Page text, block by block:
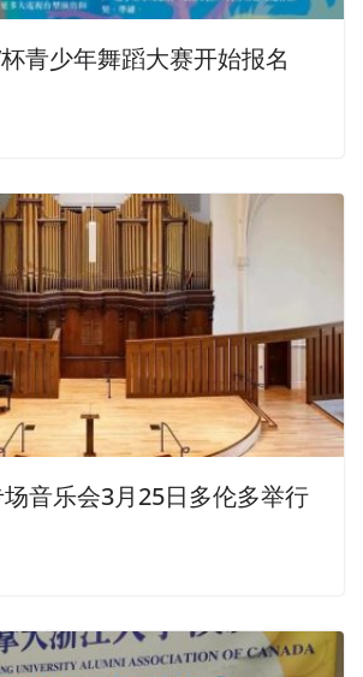
青少年舞蹈大赛开始报名
场音乐会3月25日多伦多举行